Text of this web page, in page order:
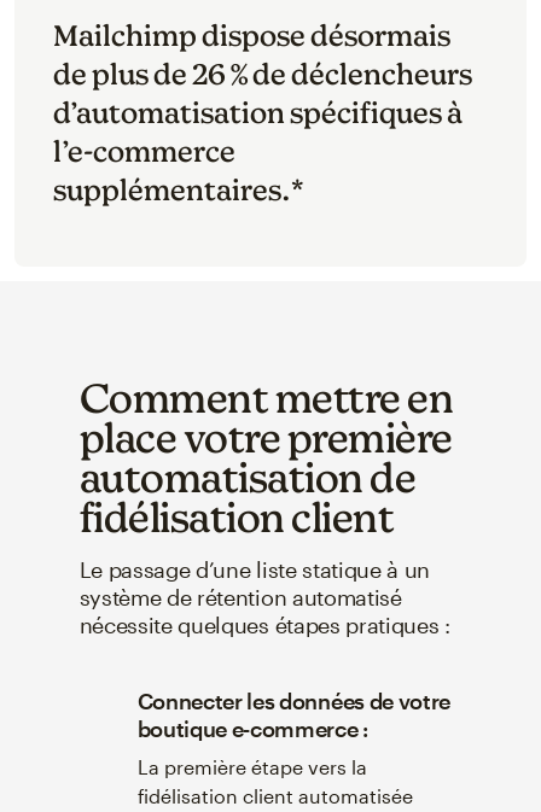
Mailchimp dispose désormais
de plus de 26 % de déclencheurs
d’automatisation spécifiques à
l’e-commerce
supplémentaires.*
Comment mettre en
place votre première
automatisation de
fidélisation client
Le passage d’une liste statique à un
système de rétention automatisé
nécessite quelques étapes pratiques :
Connecter les données de votre
boutique e-commerce :
La première étape vers la
fidélisation client automatisée